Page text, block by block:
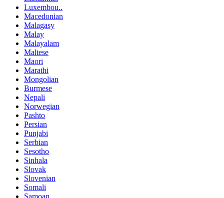
Luxembou..
Macedonian
Malagasy
Malay
Malayalam
Maltese
Maori
Marathi
Mongolian
Burmese
Nepali
Norwegian
Pashto
Persian
Punjabi
Serbian
Sesotho
Sinhala
Slovak
Slovenian
Somali
Samoan